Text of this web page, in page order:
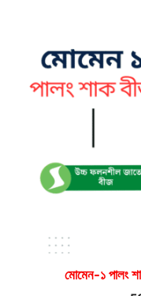
মোমেন-১ পালং